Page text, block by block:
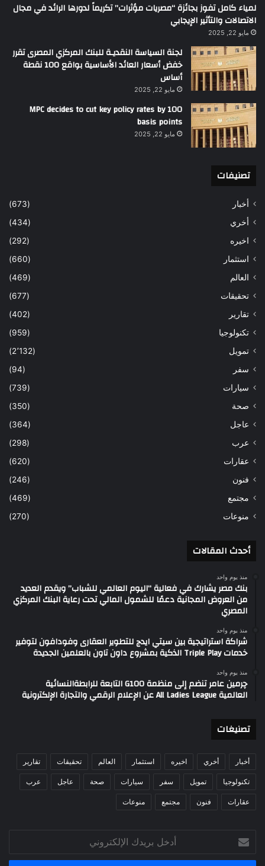
لمياء كامل تفوز بجائزة “مصريات مؤثرات” تكريماً لدورها الرائد في مجال
الاتصالات والتأثير الإيجابي
مايو 22, 2025
لجنة السياسة النقديـة للبنك المركزي المصرى تقرر
خفض أسعار العائد الأساسية بواقع 100 نقطة
أساس
مايو 22, 2025
MPC decides to cut key policy rates by 100
basis points
مايو 22, 2025
تصنيفات
أخبار
(673)
أخري
(434)
اخيره
(292)
استثمار
(660)
العالم
(469)
تحقيقات
(677)
تقارير
(402)
تكنولوجيا
(959)
تمويل
(2٬132)
سفر
(94)
سيارات
(739)
صحة
(350)
عاجل
(364)
عرب
(298)
عقارات
(620)
فنون
(246)
مجتمع
(469)
منوعات
(270)
أحدث المقالات
منذ يوم واحد
بنك مصر يشارك في فعالية “اليوم العالمي للشباب” ويقدم العديد
من العروض المجانية دعمًا للشمول المالي تحت رعاية البنك المركزي
المصري
منذ يوم واحد
شراكة استراتيجية بين سيتي ايدج للتطوير العقارى وفودافون لتوفير
خدمات Triple Play الذكية بمشروع داون تاون بالعلمين الجديدة
منذ يوم واحد
چرمين عامر تنضم إلى منظمة G100 التابعة للرابطةالنسائية
العالمية All Ladies League عن الإعلام الرقمي والتجارة الإلكترونية
تصنيغات
أخبار أخري اخيره استثمار العالم تحقيقات تقارير
تكنولوجيا تمويل سفر سيارات صحة عاجل عرب
عقارات فنون مجتمع منوعات
بريدك
الإلكتروني